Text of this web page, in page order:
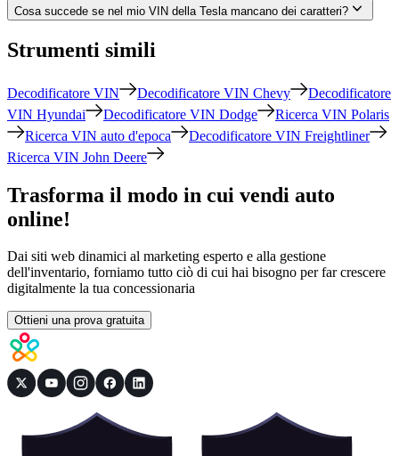
Cosa succede se nel mio VIN della Tesla mancano dei caratteri?
Strumenti simili
Decodificatore VIN Decodificatore VIN Chevy
Decodificatore
VIN Hyundai
Decodificatore VIN Dodge
Ricerca VIN Polaris
Ricerca VIN auto d'epoca
Decodificatore VIN Freightliner
Ricerca VIN John Deere
Trasforma il modo in cui vendi auto
online!
Dai siti web dinamici al marketing esperto e alla gestione
dell'inventario, forniamo tutto ciò di cui hai bisogno per far crescere
digitalmente la tua concessionaria
Ottieni una prova gratuita